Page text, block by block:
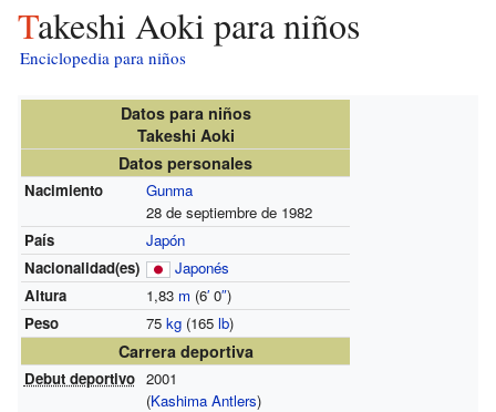
Takeshi Aoki para niños
Enciclopedia para niños
Datos para niños
Takeshi Aoki
Datos personales
Nacimiento
Gunma
28 de septiembre de 1982
País
Japón
Nacionalidad(es)
Japonés
Altura
1,83 m (6′0″)
Peso
75 kg(165 lb)
Carrera deportiva
Debut deportivo 2001
(Kashima Antlers)